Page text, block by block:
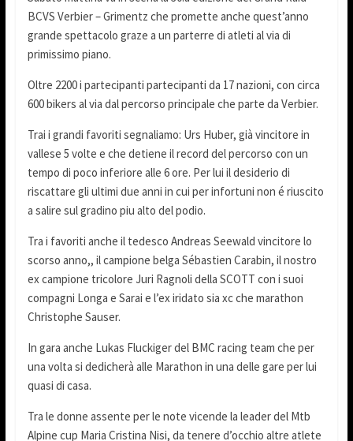
BCVS Verbier – Grimentz che promette anche quest’anno
grande spettacolo graze a un parterre di atleti al via di
primissimo piano.
Oltre 2200 i partecipanti partecipanti da 17 nazioni, con circa
600 bikers al via dal percorso principale che parte da Verbier.
Trai i grandi favoriti segnaliamo: Urs Huber, già vincitore in
vallese 5 volte e che detiene il record del percorso con un
tempo di poco inferiore alle 6 ore. Per lui il desiderio di
riscattare gli ultimi due anni in cui per infortuni non é riuscito
a salire sul gradino piu alto del podio.
Tra i favoriti anche il tedesco Andreas Seewald vincitore lo
scorso anno,, il campione belga Sébastien Carabin, il nostro
ex campione tricolore Juri Ragnoli della SCOTT con i suoi
compagni Longa e Sarai e l’ex iridato sia xc che marathon
Christophe Sauser.
In gara anche Lukas Fluckiger del BMC racing team che per
una volta si dedicherà alle Marathon in una delle gare per lui
quasi di casa.
Tra le donne assente per le note vicende la leader del Mtb
Alpine cup Maria Cristina Nisi, da tenere d’occhio altre atlete